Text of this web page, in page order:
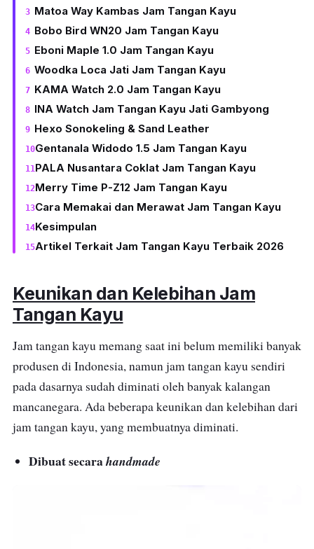
Matoa Way Kambas Jam Tangan Kayu
Bobo Bird WN20 Jam Tangan Kayu
Eboni Maple 1.0 Jam Tangan Kayu
Woodka Loca Jati Jam Tangan Kayu
KAMA Watch 2.0 Jam Tangan Kayu
INA Watch Jam Tangan Kayu Jati Gambyong
Hexo Sonokeling & Sand Leather
Gentanala Widodo 1.5 Jam Tangan Kayu
PALA Nusantara Coklat Jam Tangan Kayu
Merry Time P-Z12 Jam Tangan Kayu
Cara Memakai dan Merawat Jam Tangan Kayu
Kesimpulan
Artikel Terkait Jam Tangan Kayu Terbaik 2026
Keunikan dan Kelebihan Jam
Tangan Kayu
Jam tangan kayu memang saat ini belum memiliki banyak
produsen di Indonesia, namun jam tangan kayu sendiri
pada dasarnya sudah diminati oleh banyak kalangan
mancanegara. Ada beberapa keunikan dan kelebihan dari
jam tangan kayu, yang membuatnya diminati.
Dibuat secarahandmade